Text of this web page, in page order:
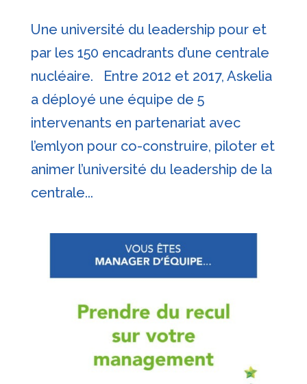
Une université du leadership pour et
par les 150 encadrants d’une centrale
nucléaire. Entre 2012 et 2017, Askelia
a déployé une équipe de 5
intervenants en partenariat avec
l’emlyon pour co-construire, piloter et
animer l’université du leadership de la
centrale...